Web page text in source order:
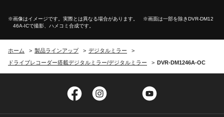
※画像はイメージです。実際とは異なる場合があります。 ※画面は一部を除きDVR-DM12
46A-ICで撮影、ハメコミ合成です。
ホーム 製品ラインアップ
デジタルミラー
ドライブレコーダー搭載デジタルミラー/デジタルミラー
DVR-DM1246A-OC
Facebook Twitter